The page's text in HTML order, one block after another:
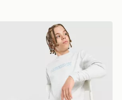
Junior
McKenzie Dual Crew